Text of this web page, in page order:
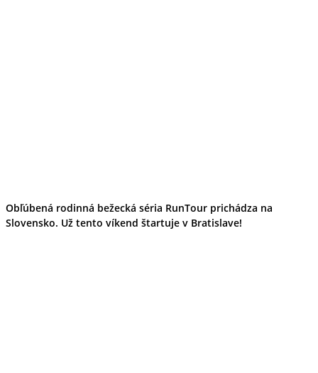
Obľúbená rodinná bežecká séria RunTour prichádza na
Slovensko. Už tento víkend štartuje v Bratislave!